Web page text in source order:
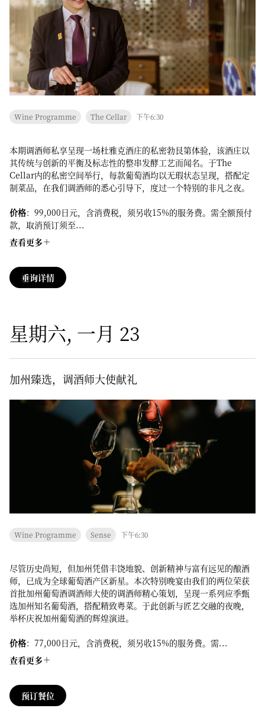
Wine Programme The Cellar 下午6:30
本期调酒师私享呈现一场杜雅克酒庄的私密勃艮第体验，该酒庄以
其传统与创新的平衡及标志性的整串发酵工艺而闻名。于The
Cellar内的私密空间举行，每款葡萄酒均以无瑕状态呈现，搭配定
制菜品，在我们调酒师的悉心引导下，度过一个特别的非凡之夜。
价格：99,000日元，含消费税，须另收15%的服务费。需全额预付
款，取消预订须至...
查看更多
垂询详情
星期六, 一月 23
加州臻选，调酒师大使献礼
Wine Programme Sense 下午6:30
尽管历史尚短，但加州凭借丰饶地貌、创新精神与富有远见的酿酒
师，已成为全球葡萄酒产区新星。本次特别晚宴由我们的两位荣获
首批加州葡萄酒调酒师大使的调酒师精心策划，呈现一系列应季甄
选加州知名葡萄酒，搭配精致粤菜。于此创新与匠艺交融的夜晚，
举杯庆祝加州葡萄酒的辉煌演进。
价格：77,000日元，含消费税，须另收15%的服务费。需...
查看更多
预订餐位